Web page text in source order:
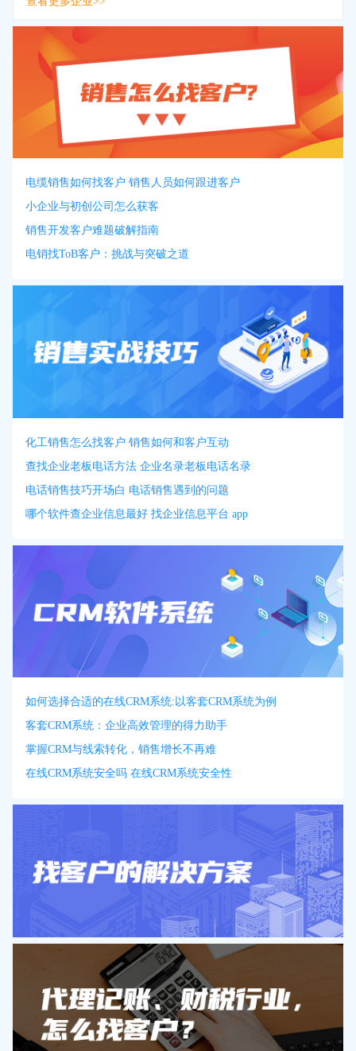
电缆销售如何找客户 销售人员如何跟进客户
小企业与初创公司怎么获客
销售开发客户难题破解指南
电销找ToB客户：挑战与突破之道
化工销售怎么找客户 销售如何和客户互动
查找企业老板电话方法 企业名录老板电话名录
电话销售技巧开场白 电话销售遇到的问题
哪个软件查企业信息最好 找企业信息平台 app
如何选择合适的在线CRM系统:以客套CRM系统为例
客套CRM系统：企业高效管理的得力助手
掌握CRM与线索转化，销售增长不再难
在线CRM系统安全吗 在线CRM系统安全性